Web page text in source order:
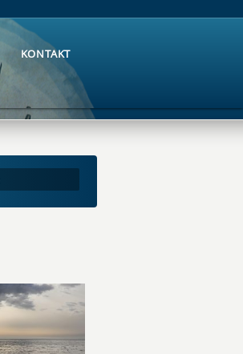
KONTAKT
KONTAKT